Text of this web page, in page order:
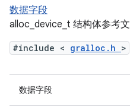
数据字段
alloc_device_t 结构体参考
#include < gralloc.h >
数据字段